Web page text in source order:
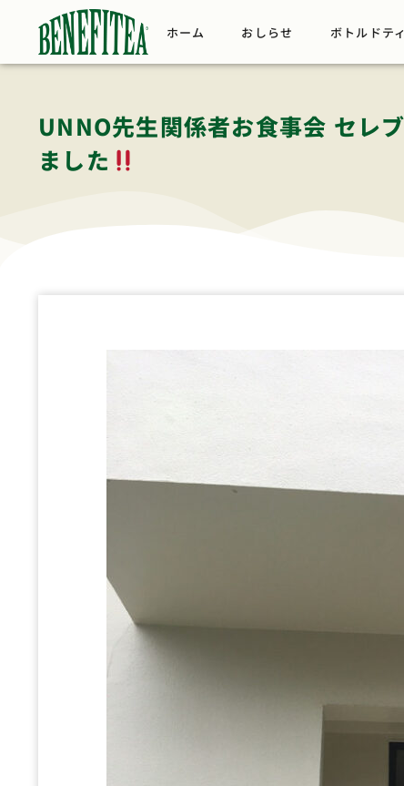
ホーム おしらせ ボトルドテ
UNNO先生関係者お食事会 セレ
ました